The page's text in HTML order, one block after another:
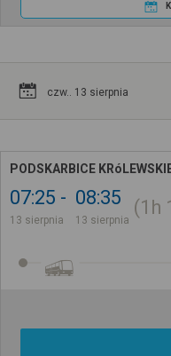
czw.. 13 sierpnia
PODSKARBICE
07:25
13 sierpnia
08:35
13 sierpnia
1h